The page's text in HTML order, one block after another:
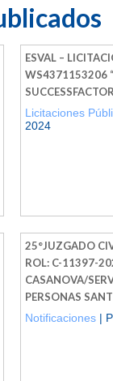
ESVAL –
WS4371153206
Licitaciones
2024
25°JUZGADO
ROL: C-11397-
CASANOVA/
PERSONAS
Notificaciones |